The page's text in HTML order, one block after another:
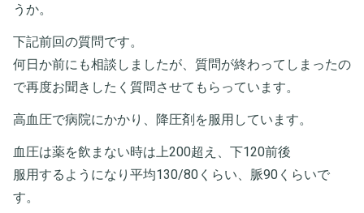
うか。
下記前回の質問です。
何日か前にも相談しましたが、質問が終わってしまったの
で再度お聞きしたく質問させてもらっています。
高血圧で病院にかかり、降圧剤を服用しています。
血圧は薬を飲まない時は上200超え、下120前後
服用するようになり平均130/80くらい、脈90くらいで
す。